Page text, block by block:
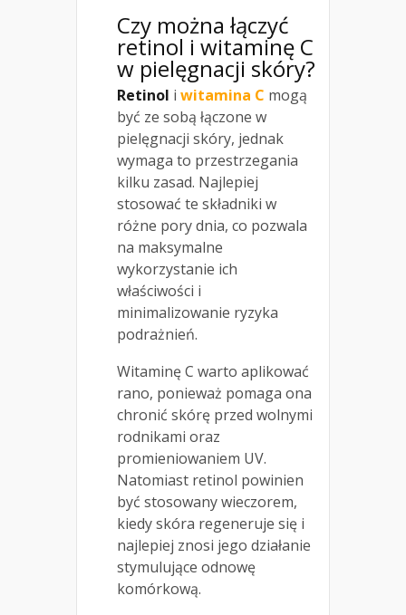
Czy można łączyć
retinol i witaminę C
w pielęgnacji skóry?
Retinol i witamina C mogą
być ze sobą łączone w
pielęgnacji skóry, jednak
wymaga to przestrzegania
kilku zasad. Najlepiej
stosować te składniki w
różne pory dnia, co pozwala
na maksymalne
wykorzystanie ich
właściwości i
minimalizowanie ryzyka
podrażnień.
Witaminę C warto aplikować
rano, ponieważ pomaga ona
chronić skórę przed wolnymi
rodnikami oraz
promieniowaniem UV.
Natomiast retinol powinien
być stosowany wieczorem,
kiedy skóra regeneruje się i
najlepiej znosi jego działanie
stymulujące odnowę
komórkową.